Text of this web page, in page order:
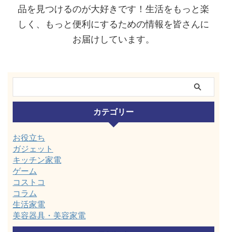
品を見つけるのが大好きです！生活をもっと楽
しく、もっと便利にするための情報を皆さんに
お届けしています。
カテゴリー
お役立ち
ガジェット
キッチン家電
ゲーム
コストコ
コラム
生活家電
美容器具・美容家電